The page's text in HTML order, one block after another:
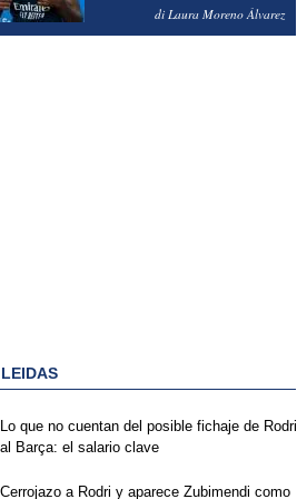
di Laura Moreno Álvarez
Lo que no cuentan del posible fichaje de Rodri
al Barça: el salario clave
Cerrojazo a Rodri y aparece Zubimendi como